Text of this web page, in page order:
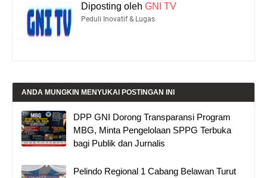
Diposting oleh GNI TV
Peduli Inovatif & Lugas
ANDA MUNGKIN MENYUKAI POSTINGAN INI
DPP GNI Dorong Transparansi Program
MBG, Minta Pengelolaan SPPG Terbuka
bagi Publik dan Jurnalis
Pelindo Regional 1 Cabang Belawan Turut